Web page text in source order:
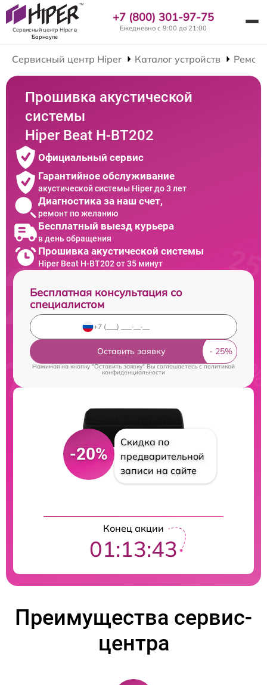
Сервисный центр Hiperв
Барнауле
+7 (800) 301-97-75
Ежедневно с 9:00 до 21:00
Сервисный центр Hiper Каталог устройств
Прошивка акустической
системы
Hiper Beat H-BT202
Официальный сервис
Гарантийное обслуживание
акустической системы Hiper до 3 лет
Диагностика за наш счет,
ремонт по желанию
Бесплатный выезд курьера
в день обращения
Прошивка акустической системы
Hiper Beat H-BT202 от 35 минут
Бесплатная консультация со
специалистом
Оставить заявку
Нажимая на кнопку "Оставить заявку" Вы соглашаетесь cполитикой
конфиденциальности
-20%
Скидка по
предварительной
записи на сайте
Конец акции
01:13:42
Преимущества сервис-
центра